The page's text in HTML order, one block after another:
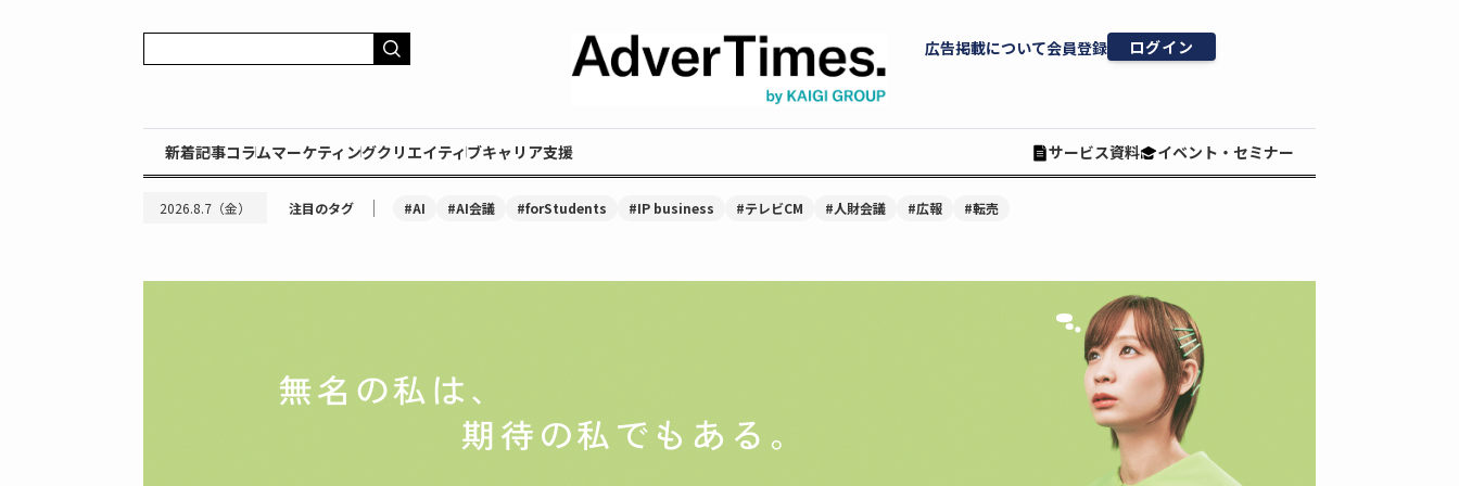
広告掲載について会員登録 ログイン
新着記事コラムマーケティングクリエイティブキャリア支援 サービス資料 イベント・セミナー
2026.8.7（金） 注目のタグ ｜ #AI #AI会議 #forStudents #IP business #テレビCM #人財会議 #広報 #転売